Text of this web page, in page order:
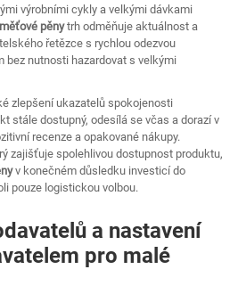
výrobními cykly a velkými dávkami
pěnytrh odměňuje aktuálnost a
řetězce s rychlou odezvou
bez nutnosti hazardovat s velkými
zlepšení ukazatelů spokojenosti
stále dostupný, odesílá se včas a dorazí v
recenze a opakované nákupy.
zajišťuje spolehlivou dostupnost produktu,
v konečném důsledku investicí do
pouze logistickou volbou.
a nastavení
pro malé